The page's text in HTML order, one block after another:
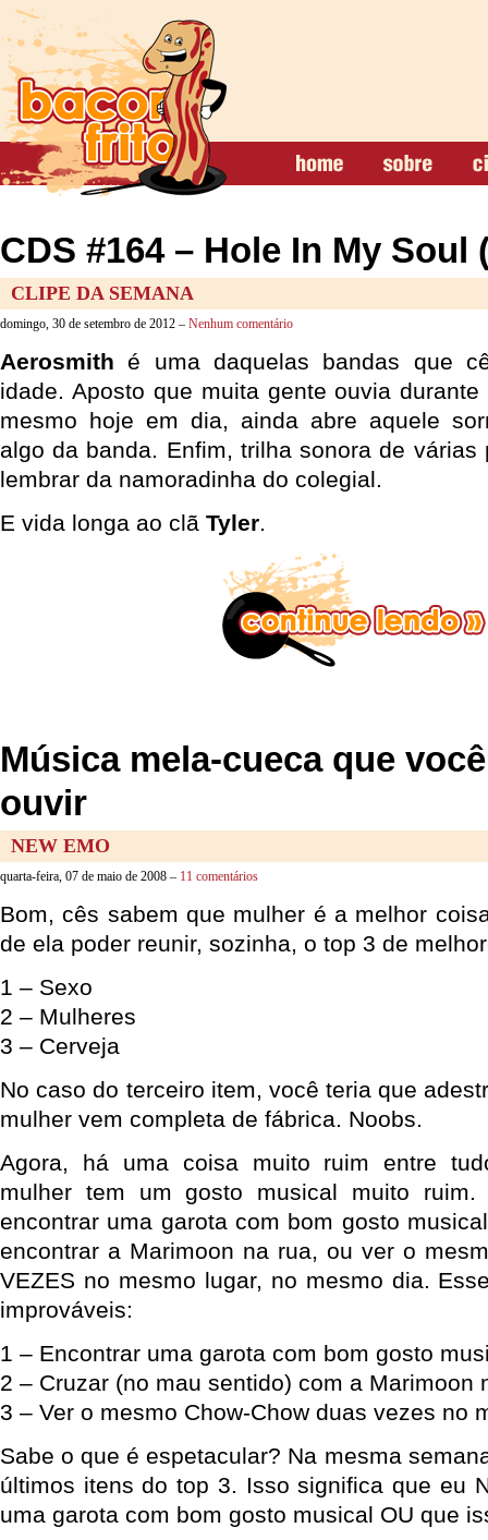
CDS #164 – Hole In My
CLIPE DA SEMANA
domingo, 30 de setembro de 2012 – Nenhum comentário
Aerosmith é uma daquelas bandas que
idade. Aposto que muita gente ouvia
mesmo hoje em dia, ainda abre aquele
algo da banda. Enfim, trilha sonora de várias
lembrar da namoradinha do colegial.
E vida longa ao clã Tyler.
Música mela-cueca que
ouvir
NEW EMO
quarta-feira, 07 de maio de 2008 – 11 comentários
Bom, cês sabem que mulher é a melhor
de ela poder reunir, sozinha, o top 3 de
1 – Sexo
2 – Mulheres
3 – Cerveja
No caso do terceiro item, você teria que
mulher vem completa de fábrica. Noobs.
Agora, há uma coisa muito ruim entre
mulher tem um gosto musical muito
encontrar uma garota com bom gosto
encontrar a Marimoon na rua, ou ver o
VEZES no mesmo lugar, no mesmo dia.
improváveis:
1 – Encontrar uma garota com bom gosto
2 – Cruzar (no mau sentido) com a Marimoon
3 – Ver o mesmo Chow-Chow duas vezes no
Sabe o que é espetacular? Na mesma
últimos itens do top 3. Isso significa que eu
uma garota com bom gosto musical OU que